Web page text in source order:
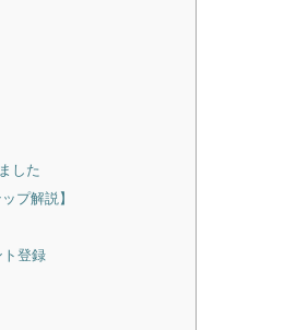
した
プ解説】
登録